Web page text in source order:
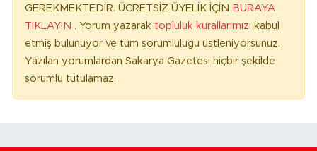
GEREKMEKTEDİR. ÜCRETSİZ ÜYELİK İÇİN BURAYA
TIKLAYIN . Yorum yazarak topluluk kurallarımızı kabul
etmiş bulunuyor ve tüm sorumluluğu üstleniyorsunuz.
Yazılan yorumlardan Sakarya Gazetesi hiçbir şekilde
sorumlu tutulamaz.